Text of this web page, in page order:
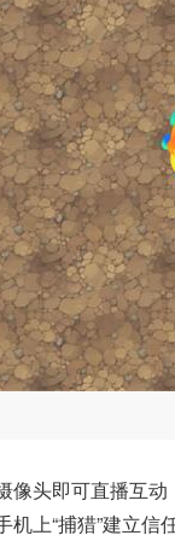
像头即可直播互动
上“捕猎”建立信